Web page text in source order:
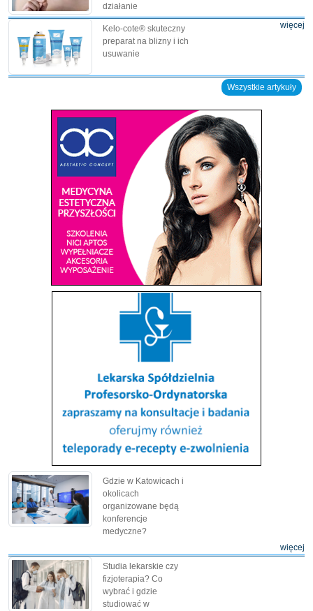
działanie
Kelo-cote® skuteczny
preparat na blizny i ich
usuwanie
więcej
Wszystkie artykuły
Gdzie w Katowicach i
okolicach
organizowane będą
konferencje
medyczne?
więcej
Studia lekarskie czy
fizjoterapia? Co
wybrać i gdzie
studiować w